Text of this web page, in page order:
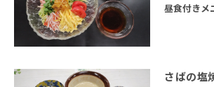
昼食付きメ
さばの塩